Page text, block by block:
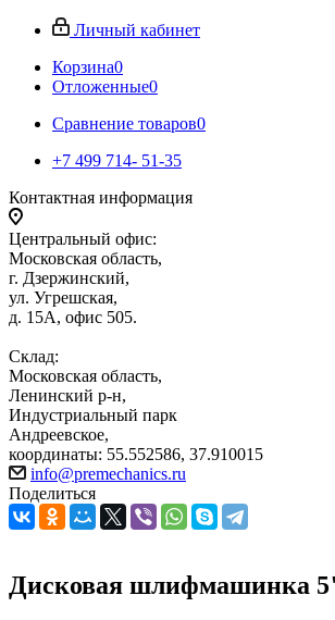
Личный кабинет
Корзина0
Отложенные0
Сравнение товаров0
+7 499 714- 51-35
Контактная информация
Центральный офис:
Московская область,
г. Дзержинский,
ул. Угрешская,
д. 15А, офис 505.
Склад:
Московская область,
Ленинский р-н,
Индустриальный парк
Андреевское,
координаты: 55.552586, 37.910015
info@premechanics.ru
Поделиться
Дисковая шлифмашинка